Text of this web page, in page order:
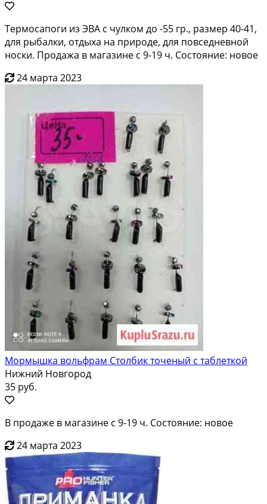
Термосапоги из ЭВА с чулком до -55 гр., размер 40-41,
для рыбалки, отдыха на природе, для повседневной
носки. Продажа в магазине с 9-19 ч. Состояние: новое
24 марта 2023
Мормышка вольфрам Столбик точеный с таблеткой
Нижний Новгород
35 руб.
В продаже в магазине с 9-19 ч. Состояние: новое
24 марта 2023